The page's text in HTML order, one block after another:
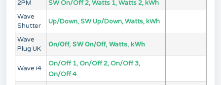
2PM
SW On/Off 2, Watts 1, Watts 2, kWh
Wave
Shutter
Up/Down, SW Up/Down, Watts, kWh
Wave
Plug UK
On/Off, SW On/Off, Watts, kWh
Wave i4
On/Off 1, On/Off 2, On/Off 3,
On/Off 4